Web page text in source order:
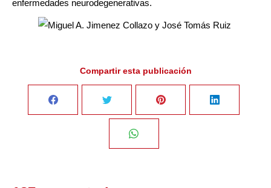
enfermedades neurodegenerativas.
Compartir esta publicación
Share Share Share